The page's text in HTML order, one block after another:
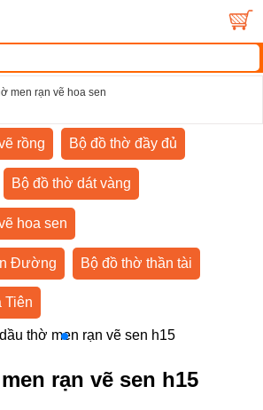
men rạn vẽ hoa sen
rồng Bộ đồ thờ đầy đủ
Bộ đồ thờ dát vàng
hoa sen
Đường Bộ đồ thờ thần tài
Tiên
rạn vẽ sen h15